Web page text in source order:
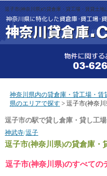
逗子市(神奈川県)の貸倉庫・貸工場・賃貸土地
神奈川県内の貸倉庫・貸工場・賃
県のエリアで探す > 逗子市(神奈
逗子市の駅で貸し倉庫・貸し工
神武寺/逗子
逗子市(神奈川県)の貸倉庫・
逗子市(神奈川県)のすべての